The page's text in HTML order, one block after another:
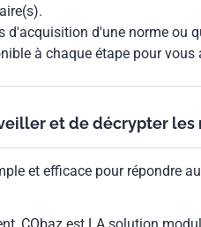
d'acquisition d'une norme ou
à chaque étape pour
et de décrypter les
et efficace pour répondre